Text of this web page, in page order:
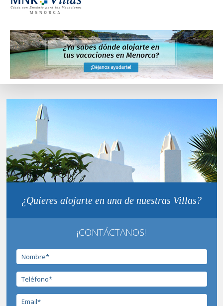
¿Quieres alojarte en una de nuestras Villas?
¡CONTÁCTANOS!